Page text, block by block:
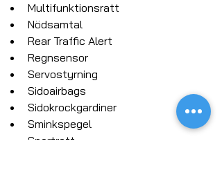
Multifunktionsratt
Nödsamtal
Rear Traffic Alert
Regnsensor
Servostyrning
Sidoairbags
Sidokrockgardiner
Sminkspegel
Sportratt